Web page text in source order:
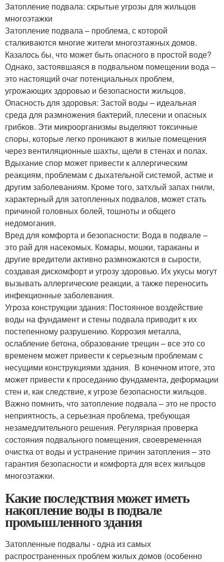
Затопление подвала: скрытые угрозы для жильцов
многоэтажки
Затопление подвала – проблема, с которой
сталкиваются многие жители многоэтажных домов.
Казалось бы, что может быть опасного в простой воде?
Однако, застоявшаяся в подвальном помещении вода –
это настоящий очаг потенциальных проблем,
угрожающих здоровью и безопасности жильцов.
Опасность для здоровья: Застой воды – идеальная
среда для размножения бактерий, плесени и опасных
грибков. Эти микроорганизмы выделяют токсичные
споры, которые легко проникают в жилые помещения
через вентиляционные шахты, щели в стенах и полах.
Вдыхание спор может привести к аллергическим
реакциям, проблемам с дыхательной системой, астме и
другим заболеваниям. Кроме того, затхлый запах гнили,
характерный для затопленных подвалов, может стать
причиной головных болей, тошноты и общего
недомогания.
Вред для комфорта и безопасности: Вода в подвале –
это рай для насекомых. Комары, мошки, тараканы и
другие вредители активно размножаются в сырости,
создавая дискомфорт и угрозу здоровью. Их укусы могут
вызывать аллергические реакции, а также переносить
инфекционные заболевания.
Угроза конструкции здания: Постоянное воздействие
воды на фундамент и стены подвала приводит к их
постепенному разрушению. Коррозия металла,
ослабление бетона, образование трещин – все это со
временем может привести к серьезным проблемам с
несущими конструкциями здания. ️ В конечном итоге, это
может привести к проседанию фундамента, деформации
стен и, как следствие, к угрозе безопасности жильцов.
Важно помнить, что затопление подвала – это не просто
неприятность, а серьезная проблема, требующая
незамедлительного решения. Регулярная проверка
состояния подвального помещения, своевременная
очистка от воды и устранение причин затопления – это
гарантия безопасности и комфорта для всех жильцов
многоэтажки.
Какие последствия может иметь
накопление воды в подвале
промышленного здания
Затопленные подвалы - одна из самых
распространенных проблем жилых домов (особенно